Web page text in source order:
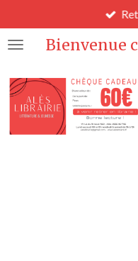
au
contenuBienvenue